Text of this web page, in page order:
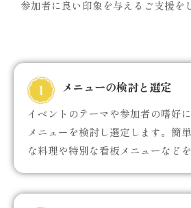
参加者に良い印象を与えるご支援を
メニューの検討と選定
イベントのテーマや参加者の嗜好
メニューを検討し選定します。簡
な料理や特別な看板メニューなどを